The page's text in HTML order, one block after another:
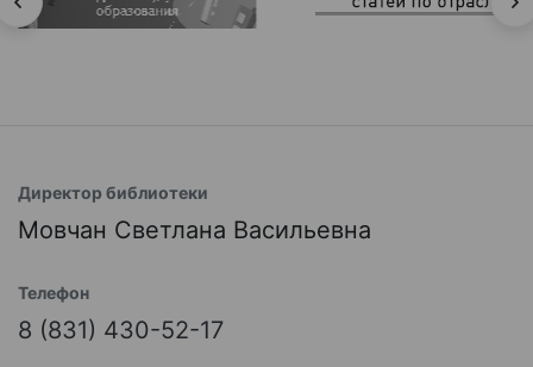
Директор библиотеки
Мовчан Светлана Васильевна
Телефон
8 (831) 430-52-17